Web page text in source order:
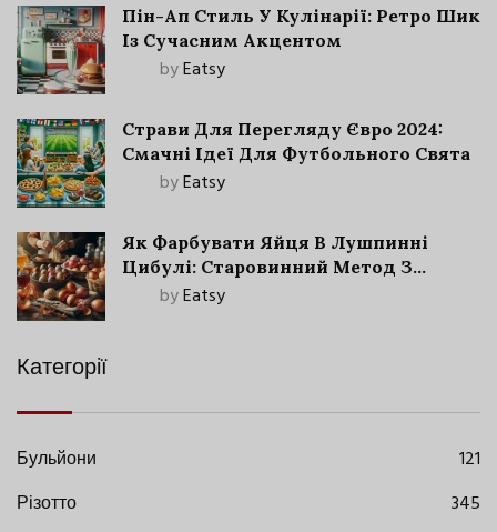
Пін-Ап Стиль У Кулінарії: Ретро Шик
Із Сучасним Акцентом
byEatsy
Страви Для Перегляду Євро 2024:
Смачні Ідеї Для Футбольного Свята
byEatsy
Як Фарбувати Яйця В Лушпинні
Цибулі: Старовинний Метод З
Сучасними Нюансами
byEatsy
Категорії
Бульйони
121
Різотто
345